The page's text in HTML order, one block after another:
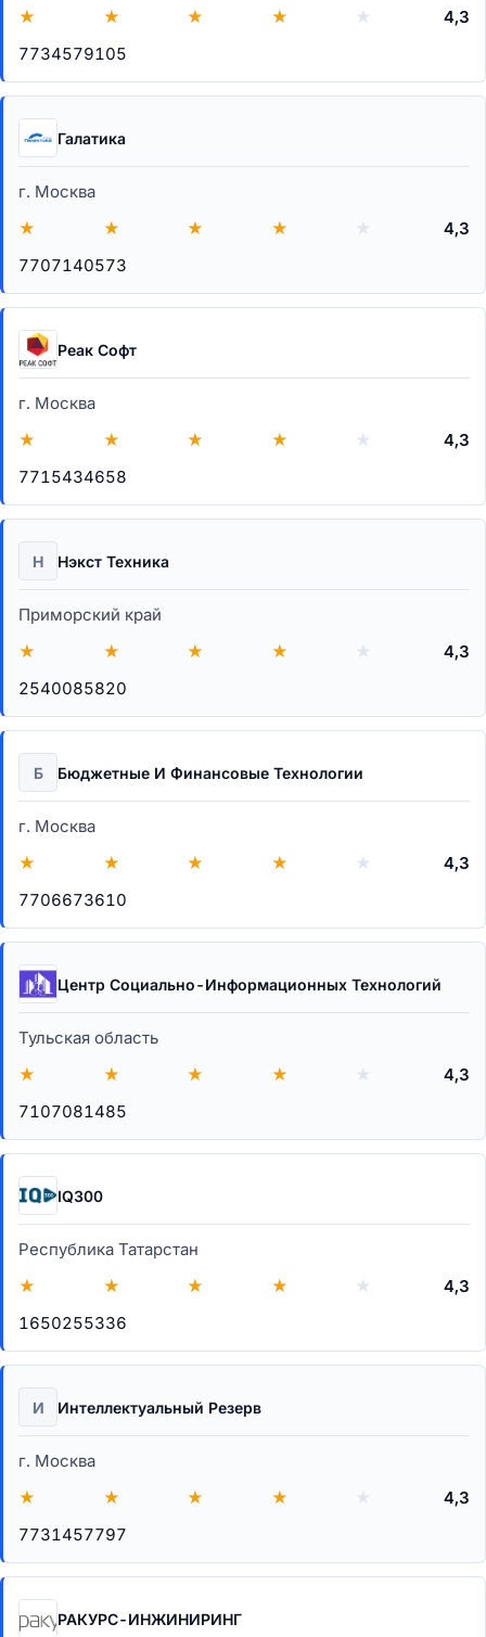
★
★ ★ ★ ★
4,3
7734579105
Галатика
г. Москва
★
★ ★ ★ ★
4,3
7707140573
Реак Софт
г. Москва
★
★ ★ ★ ★
4,3
7715434658
Н Нэкст Техника
Приморский край
★
★ ★ ★ ★
4,3
2540085820
Б Бюджетные И Финансовые Технологии
г. Москва
★
★ ★ ★ ★
4,3
7706673610
Центр Социально-Информационных Технологий
Тульская область
★
★ ★ ★ ★
4,3
7107081485
IQ300
Республика Татарстан
★
★ ★ ★ ★
4,3
1650255336
И Интеллектуальный Резерв
г. Москва
★
★ ★ ★ ★
4,3
7731457797
РАКУРС-ИНЖИНИРИНГ